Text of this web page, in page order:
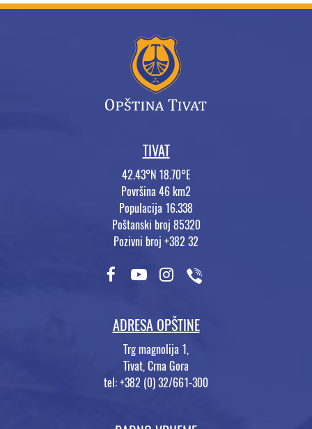
TIVAT
42.43°N 18.70°E
Površina 46 km2
Populacija 16.338
Poštanski broj 85320
Pozivni broj +382 32
ADRESA OPŠTINE
Trg magnolija 1,
Tivat, Crna Gora
tel: +382 (0) 32/661-300